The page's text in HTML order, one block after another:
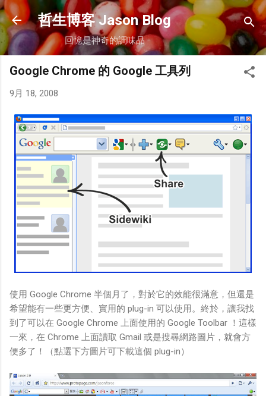
跳到主要內容
哲生博客 Jason Blog
回憶是神奇的調味品
Google Chrome 的 Google 工具列
9月 18, 2008
使用 Google Chrome 半個月了，對於它的效能很滿意，但還是
希望能有一些更方便、實用的 plug-in 可以使用。終於，讓我找
到了可以在 Google Chrome 上面使用的 Google Toolbar ！這樣
一來，在 Chrome 上面讀取 Gmail 或是搜尋網路圖片，就會方
便多了！（點選下方圖片可下載這個 plug-in）